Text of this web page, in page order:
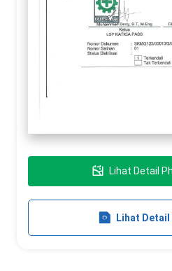
Lihat Detail
Lihat Detail